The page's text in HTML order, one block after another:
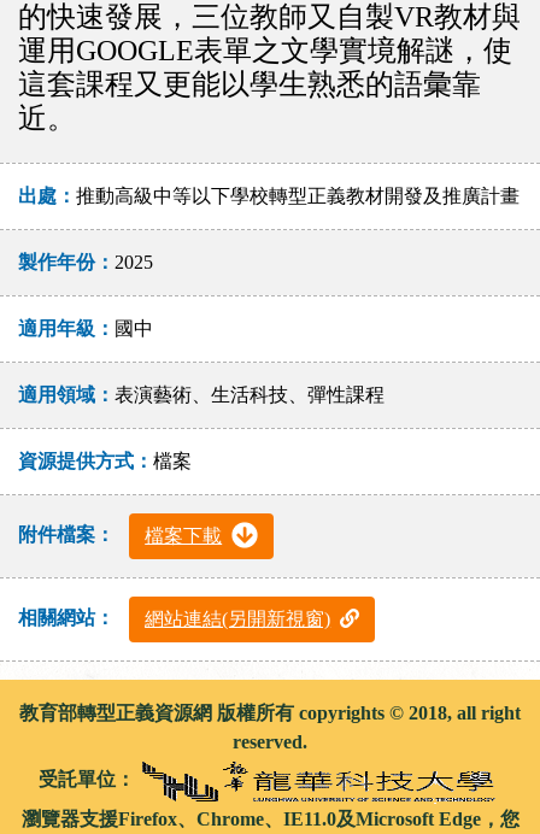
的快速發展，三位教師又自製VR教材與
運用GOOGLE表單之文學實境解謎，使
這套課程又更能以學生熟悉的語彙靠
近。
出處：推動高級中等以下學校轉型正義教材開發及推廣計畫
製作年份： 2025
適用年級： 國中
適用領域：表演藝術、生活科技、彈性課程
資源提供方式：檔案
附件檔案： 檔案下載
相關網站： 網站連結(另開新視窗)
教育部轉型正義資源網 版權所有 copyrights © 2018, all right
reserved.
受託單位：
瀏覽器支援Firefox、Chrome、IE11.0及Microsoft Edge，您